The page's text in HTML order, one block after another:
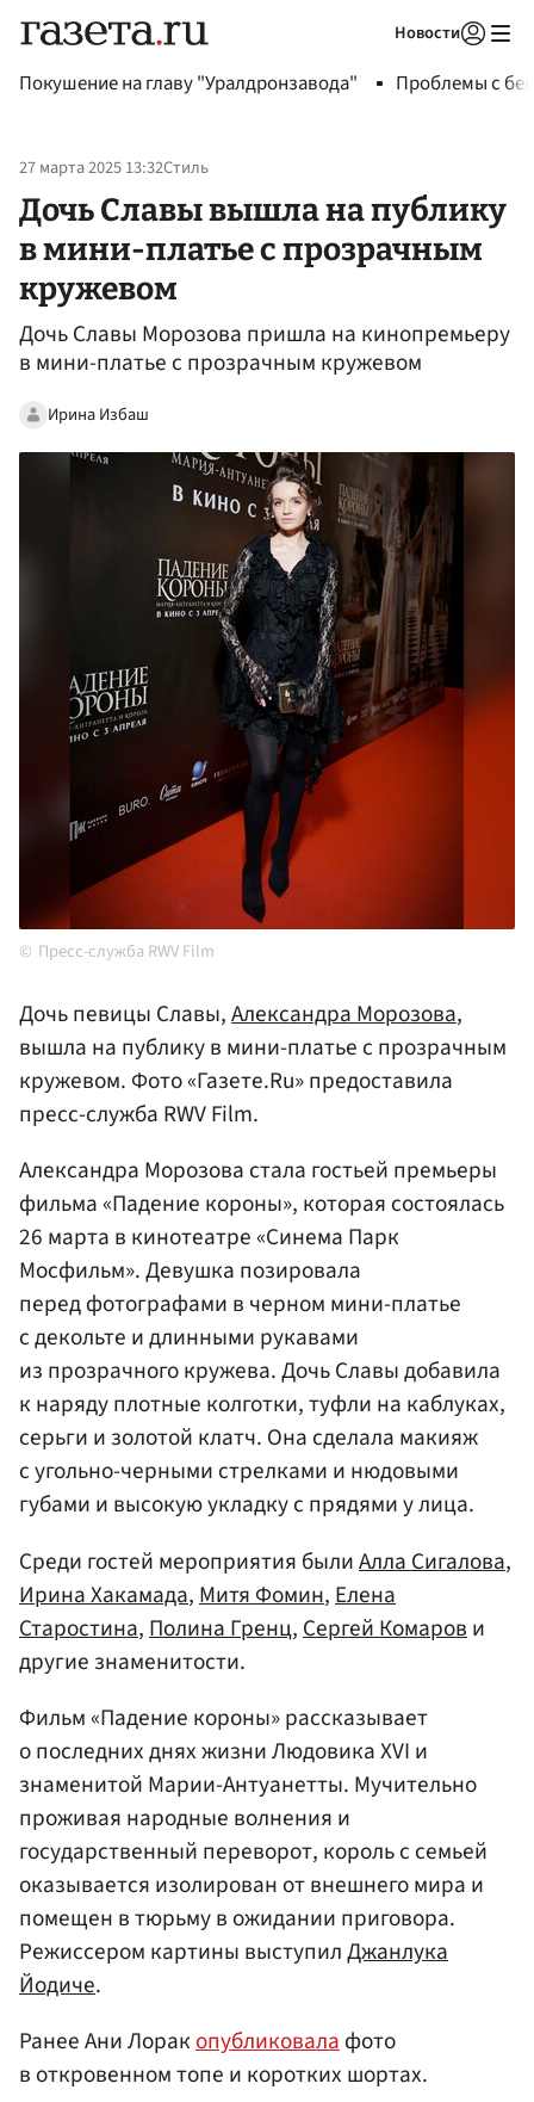
Новости
Покушение на главу "Уралдронзавода" Проблемы с
27 марта 2025 13:32Стиль
Дочь Славы вышла на публику
в мини-платье с прозрачным
кружевом
Дочь Славы Морозова пришла на кинопремьеру
в мини-платье с прозрачным кружевом
Ирина Избаш
Пресс-служба RWV Film
Дочь певицы Славы,Александра Морозова,
вышла на публику в мини-платье с прозрачным
кружевом. Фото «Газете.Ru» предоставила
пресс-служба RWV Film.
Александра Морозова стала гостьей премьеры
фильма «Падение короны», которая состоялась
26 марта в кинотеатре «Синема Парк
Мосфильм». Девушка позировала
перед фотографами в черном мини-платье
с декольте и длинными рукавами
из прозрачного кружева. Дочь Славы добавила
к наряду плотные колготки, туфли на каблуках,
серьги и золотой клатч. Она сделала макияж
с угольно-черными стрелками и нюдовыми
губами и высокую укладку с прядями у лица.
Среди гостей мероприятия былиАлла Сигалова,
Ирина Хакамада, Митя Фомин, Елена
Старостина, Полина Гренц, Сергей Комаров и
другие знаменитости.
Фильм «Падение короны» рассказывает
о последних днях жизни Людовика XVI и
знаменитой Марии-Антуанетты. Мучительно
проживая народные волнения и
государственный переворот, король с семьей
оказывается изолирован от внешнего мира и
помещен в тюрьму в ожидании приговора.
Режиссером картины выступилДжанлука
Йодиче.
Ранее Ани Лоракопубликовалафото
в откровенном топе и коротких шортах.